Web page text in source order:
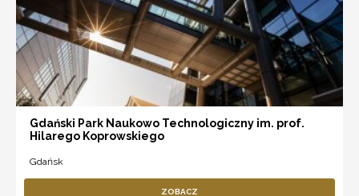
Gdański Park Naukowo Technologiczny im. prof.
Hilarego Koprowskiego
Gdańsk
ZOBACZ